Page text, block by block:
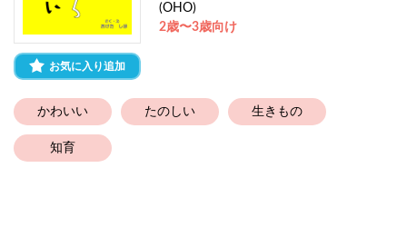
お気に入り追加
(OHO)
2歳〜3歳向け
かわいい たのしい 生きもの
知育